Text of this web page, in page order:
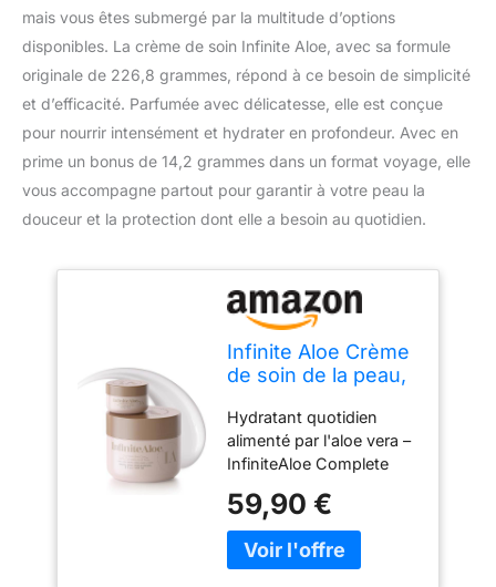
mais vous êtes submergé par la multitude d’options
disponibles. La crème de soin Infinite Aloe, avec sa formule
originale de 226,8 grammes, répond à ce besoin de simplicité
et d’efficacité. Parfumée avec délicatesse, elle est conçue
pour nourrir intensément et hydrater en profondeur. Avec en
prime un bonus de 14,2 grammes dans un format voyage, elle
vous accompagne partout pour garantir à votre peau la
douceur et la protection dont elle a besoin au quotidien.
Infinite Aloe Crème
de soin de la peau,
gram, Parfum.
Bocal * * (Plus un
Bonus 14,2 gram
Infinitealoe Voyage
Bocal) * *
Hydratant quotidien
alimenté par l'aloe vera –
InfiniteAloe Complete
pouvoir hydratant de
l'aloe vera bio pour
hydrater en profondeur
59,90 €